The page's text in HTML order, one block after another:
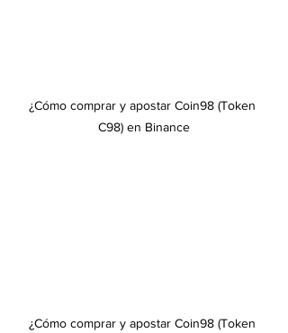
¿Cómo comprar y apostar Coin98 (Token
C98) en Binance
¿Cómo comprar y apostar Coin98 (Token